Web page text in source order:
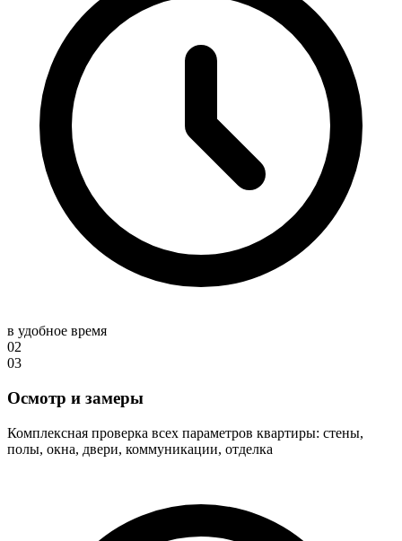
в удобное время
02
03
Осмотр и замеры
Комплексная проверка всех параметров квартиры: стены,
полы, окна, двери, коммуникации, отделка